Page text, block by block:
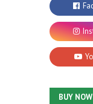
BUY NOW